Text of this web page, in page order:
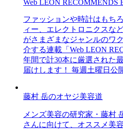
Web LEON RECOMMENDS
ファッションや時計はもち
ィー、エレクトロニクスな
がさまざまなジャンルのワ
介する連載「Web LEON
年間で計30本に厳選された
届けします！ 毎週土曜日公
藤村 岳のオヤジ美容道
メンズ美容の研究家・藤村
さんに向けて、オススメ美